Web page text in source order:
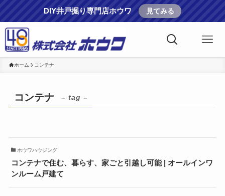
DIY井戸掘り専門店ホウワ 見てみる
ホーム コンテナ
コンテナ – tag –
ホウワハウジング
コンテナで住む、暮らす、家ごと引越し可能 | オールインワ
ンルーム戸建て